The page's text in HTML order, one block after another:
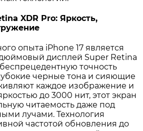
XDR Pro: Яркость,
опыта iPhone 17 является
дисплей Super Retina
точность
черные тона и сияющие
каждое изображение и
до 3000 нит, этот экран
читаемость даже под
лучами. Технология
частотой обновления до